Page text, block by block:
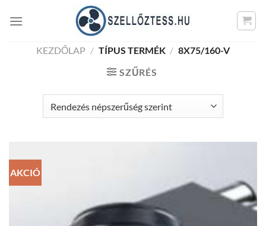
KEZDŐLAP / TÍPUS TERMÉK / 8X75/160-V
SZŰRÉS
AKCIÓ